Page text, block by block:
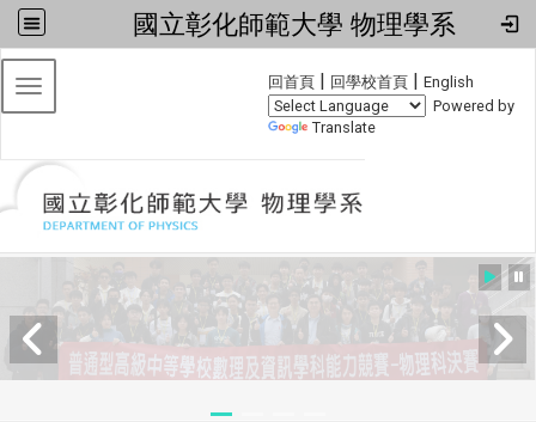
國立彰化師範大學 物理學系
回首頁 | 回學校首頁 | English
Powered by
Translate
Toggle navigation